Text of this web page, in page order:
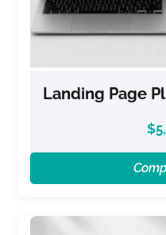
Landing Page
$